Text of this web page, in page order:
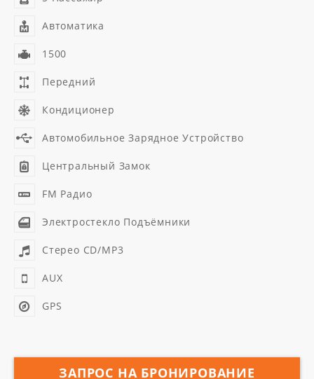
Автоматика
1500
Передний
Кондиционер
Автомобильное Зарядное Устройство
Центральный Замок
FM Радио
Электростекло Подъёмники
Стерео CD/MP3
AUX
GPS
ЗАПРОС НА БРОНИРОВАНИЕ